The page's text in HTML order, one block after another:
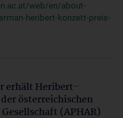
web/en/about-
heribert-konzett-preis-
erhält Heribert-
österreichischen
(APHAR)